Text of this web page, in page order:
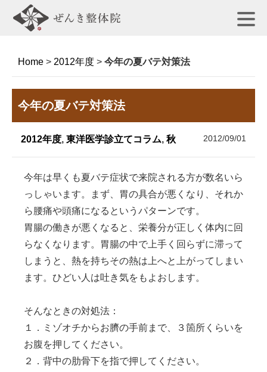
Home > 2012年度 > 今年の夏バテ対策法
今年の夏バテ対策法
2012年度, 東洋医学診立てコラム, 秋 2012/09/01
今年は早くも夏バテ症状で来院される方が数名いら
っしゃいます。まず、胃の具合が悪くなり、それか
ら腰痛や頭痛になるというパターンです。
胃腸の働きが悪くなると、栄養分が正しく体内に回
らなくなります。胃腸の中で上手く回らずに滞って
しまうと、熱を持ちその熱は上へと上がってしまい
ます。ひどい人は吐き気をもよおします。
そんなときの対処法：
１．ミゾオチからお臍の手前まで、３箇所くらいを
お腹を押してください。
２．背中の肋骨下を指で押してください。